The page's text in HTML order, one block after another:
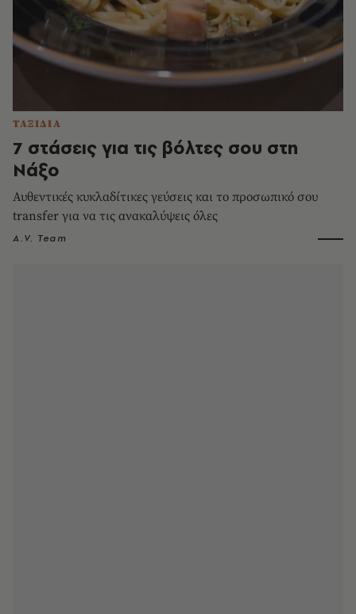
ΤΑΞΙΔΙΑ
7 στάσεις για τις βόλτες σου στη
Νάξο
Αυθεντικές κυκλαδίτικες γεύσεις και το προσωπικό σου
transfer για να τις ανακαλύψεις όλες
A.V. Team